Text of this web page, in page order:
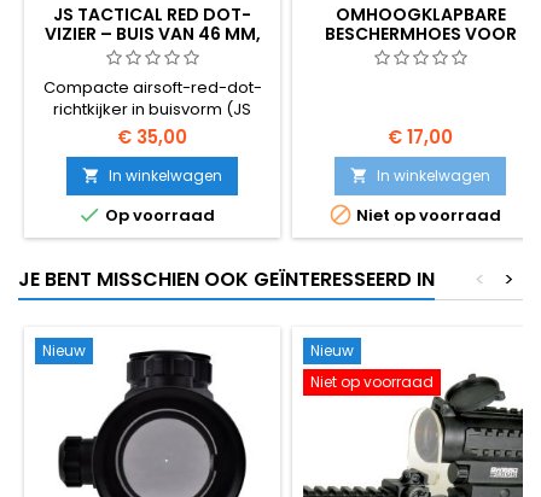
JS TACTICAL RED DOT-
VIZIER – BUIS VAN 46 MM,
VERGROTING 1×,
PICATINNY-BEVESTIGING
Compacte airsoft-red-dot-
richtkijker in buisvorm (JS
Tactical JS-1X46GRD).
Objectiefbuis van 46 mm,
vergroting 1×, meerdere
helderheidsinstellingen,
geïntegreerde Picatinny-
bevestiging. Past op elke 20
betrouwbare manier om een
geweer met open vizier te
doelwitdetectie.
€ 35,00
 In winkelwagen
 Op voorraad
OMHOOGKLAPBARE
BESCHERMHOES VOOR
BEREIK/ROODPUNTVIZIER
€ 17,00
 In winkelwagen
 Niet op voorraad
JE BENT MISSCHIEN OOK GEÏNTERESSEERD IN >
<
Nieuw
Nieuw
Niet op voorraad